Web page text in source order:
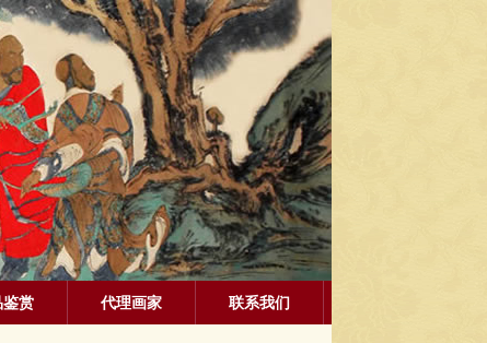
鉴赏 代理画家 联系我们